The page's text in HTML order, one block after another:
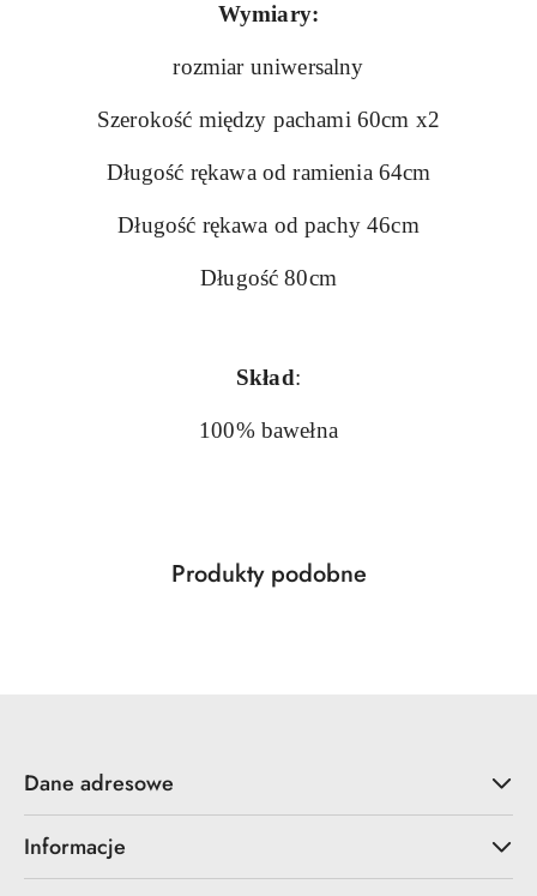
Wymiary:
rozmiar uniwersalny
Szerokość między pachami 60cm x2
Długość rękawa od ramienia 64cm
Długość rękawa od pachy 46cm
Długość 80cm
Skład:
100% bawełna
Pomiń karuzelę produktów
Produkty
Produkty podobne
Dane adresowe
Informacje